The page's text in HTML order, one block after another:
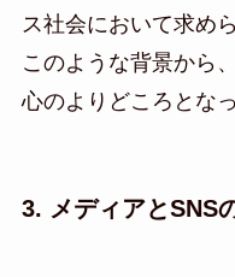
ス社会において求め
このような背景から
心のよりどころとな
3. メディアとSNS